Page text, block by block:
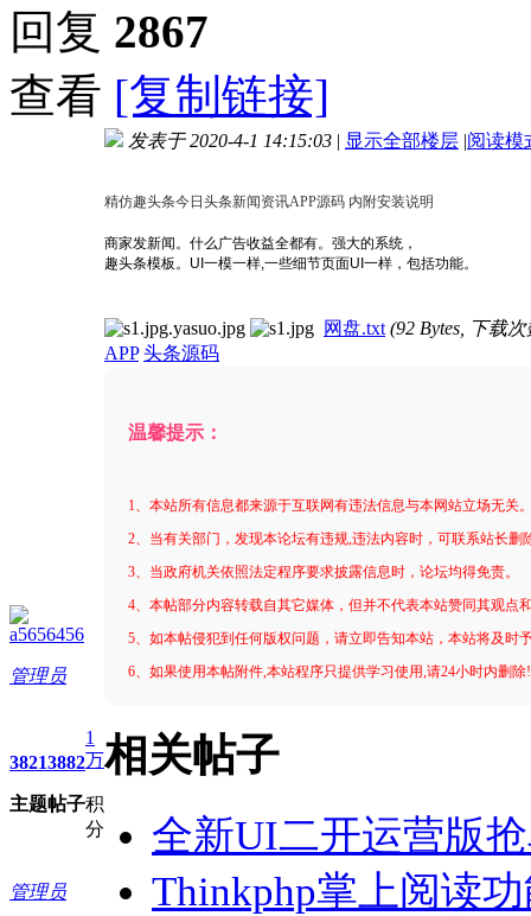
回复 2867
查看 [复制链接]
a5656456
管理员
3821
主题
3882
帖子
1
万
积
分
管理员
发表于 2020-4-1 14:15:03 | 显示全部楼层 |阅读模
精仿趣头条今日头条新闻资讯APP源码 内附安装说明
商家发新闻。什么广告收益全都有。强大的系统，
趣头条模板。UI一模一样,一些细节页面UI一样，包括功能。
网盘.txt (92 Bytes, 下载
APP 头条源码
温馨提示：
1、本站所有信息都来源于互联网有违法信息与本网站立场无关
2、当有关部门，发现本论坛有违规,违法内容时，可联系站长删
3、当政府机关依照法定程序要求披露信息时，论坛均得免责。
4、本帖部分内容转载自其它媒体，但并不代表本站赞同其观点
5、如本帖侵犯到任何版权问题，请立即告知本站，本站将及时
6、如果使用本帖附件,本站程序只提供学习使用,请24小时内删
相关帖子
全新UI二开运营版
Thinkphp掌上阅读